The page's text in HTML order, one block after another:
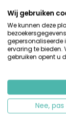
en
fietstochten
En dan is de
gezellige en
Er wordt volop
kiezen voor
Karintië een
Vanaf de
Wij gebruiken
We kunnen deze
gepersonaliseerde
ervaring te bieden.
gebruiken opent u
Nee,